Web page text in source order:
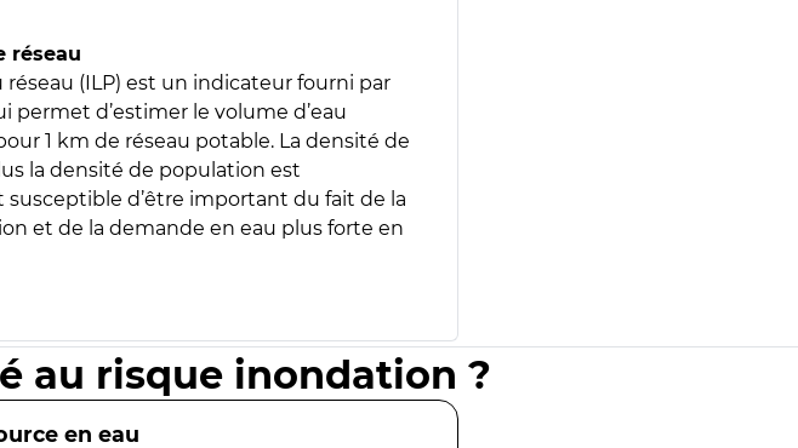
réseau
réseau (ILP) est un indicateur fourni par
permet d’estimer le volume d’eau
1 km de réseau potable. La densité de
la densité de population est
susceptible d’être important du fait de la
et de la demande en eau plus forte en
au risque inondation ?
en eau